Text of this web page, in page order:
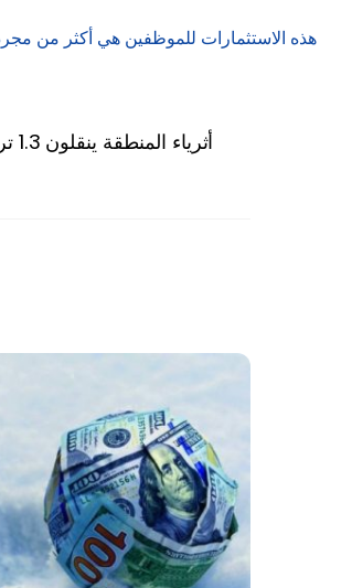
هذه الاستثمارات للموظفين هي أكثر من
أثرياء المنطقة ينقلون 1.3 تريليون دولار للجيل التالي خلال 10 سنوات